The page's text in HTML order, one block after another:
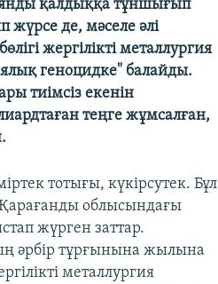
қалдыққа тұншығып
де, мәселе әлі
жергілікті металлургия
геноцидке" балайды.
тиімсіз екенін
теңге жұмсалған,
тотығы, күкірсутек. Бұл
облысындағы
жүрген заттар.
әрбір тұрғынына жылына
металлургия